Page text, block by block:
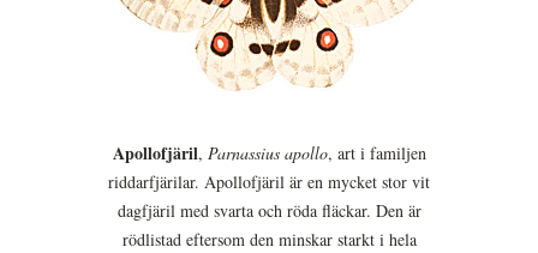
Apollofjäril, Parnassius apollo, art i familjen
riddarfjärilar. Apollofjäril är en mycket stor vit
dagfjäril med svarta och röda fläckar. Den är
rödlistad eftersom den minskar starkt i hela